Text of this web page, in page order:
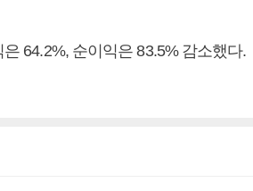
64.2%, 순이익은 83.5% 감소했다.